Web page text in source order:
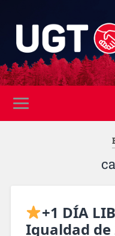
+1 DÍA
Igualdad de